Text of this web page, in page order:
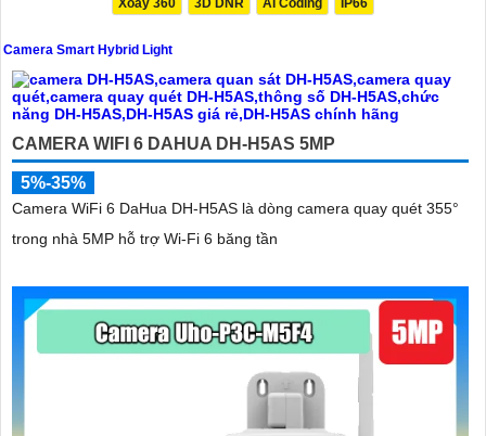
Xoay 360
3D DNR AI Coding IP66
Camera Smart Hybrid Light
CAMERA WIFI 6 DAHUA DH-H5AS 5MP
5%-35%
Camera WiFi 6 DaHua DH-H5AS là dòng camera quay quét 355°
trong nhà 5MP hỗ trợ Wi-Fi 6 băng tần